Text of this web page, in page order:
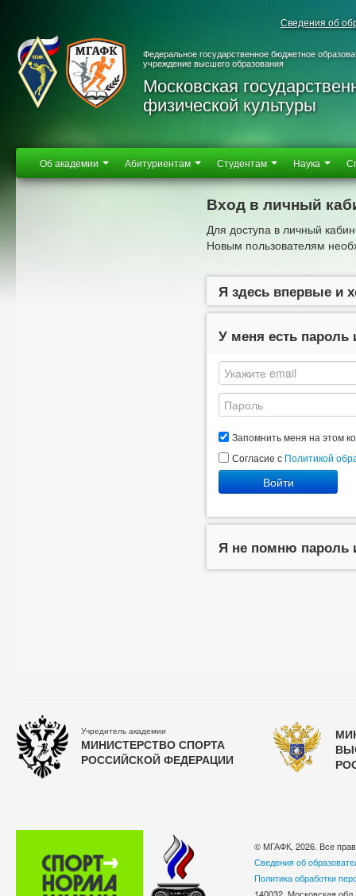
Сведения об
Федеральное государственное бюджетное
учреждение высшего образования
Московская
физической культуры
Об академии Абитуриентам Студентам Наука
Вход в личный
Для доступа в личный
Новым пользователям
Я здесь впервые и
У меня есть пароль
Запомнить меня на этом
Согласие с Политикой
Войти
Я не помню пароль
Учредитель академии
МИНИСТЕРСТВО СПОРТА
РОССИЙСКОЙ ФЕДЕРАЦИИ
© МГАФК, 2026. Все
Сведения об
Политика обработки